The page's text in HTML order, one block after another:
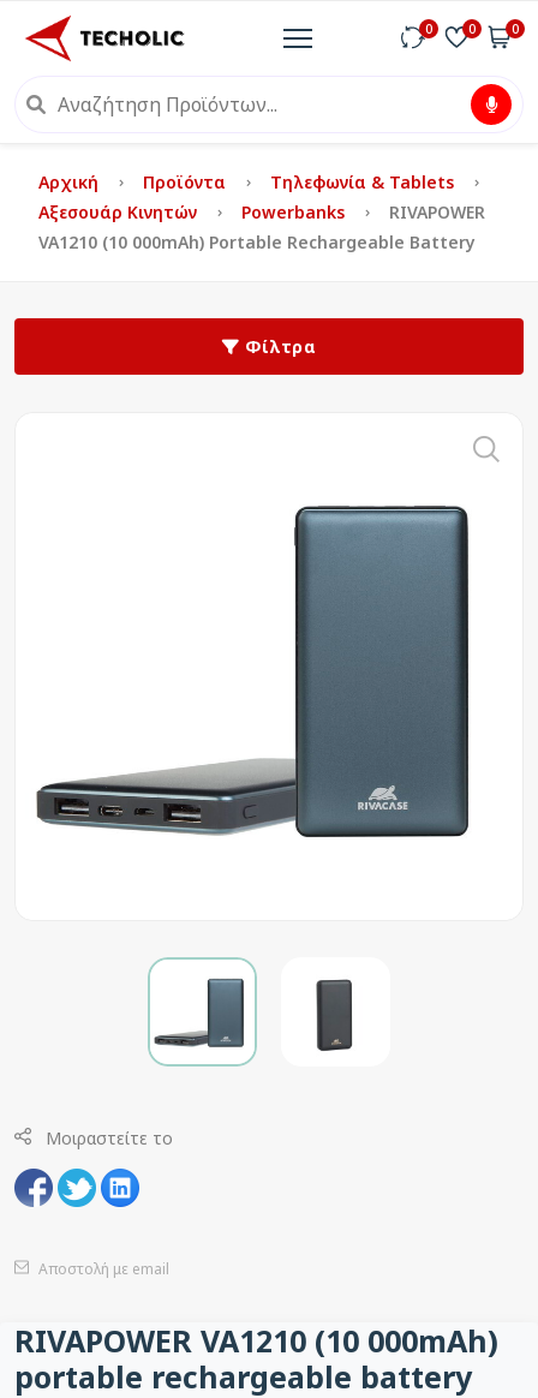
0 0 0
Αρχική Προϊόντα
Τηλεφωνία & Tablets
Αξεσουάρ Κινητών
Powerbanks
RIVAPOWER
VA1210 (10 000mAh) Portable Rechargeable Battery
Φίλτρα
Μοιραστείτε το
Αποστολή με email
RIVAPOWER VA1210 (10 000mAh)
portable rechargeable battery